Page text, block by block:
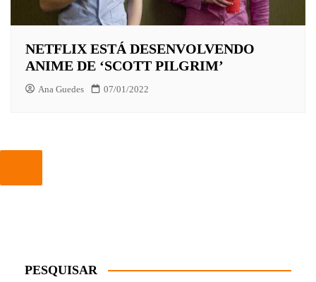
NETFLIX ESTÁ DESENVOLVENDO
ANIME DE ‘SCOTT PILGRIM’
Ana Guedes 07/01/2022
PESQUISAR